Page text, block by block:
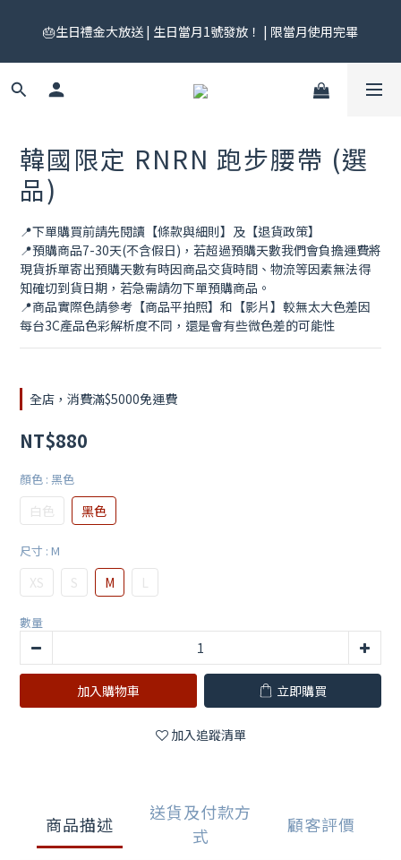
領券中心領，碼碼不同快去領！
🎂生日禮金大放送 | 生日當月1號發放！ | 限當月使用完畢
🎟️ 免運券來了！每月 25 號準時開搶｜$299／$999 各一張｜官網
韓國限定 RNRN 跑步腰帶 (選
品)
📍下單購買前請先閱讀【條款與細則】及【退貨政策】
📍預購商品7-30天(不含假日)，若超過預購天數我們會負擔運費將
現貨拆單寄出預購天數有時因商品交貨時間、物流等因素無法得
知確切到貨日期，若急需請勿下單預購商品。
📍商品實際色請參考【商品平拍照】和【影片】較無太大色差因
每台3C產品色彩解析度不同，還是會有些微色差的可能性
全店，消費滿$5000免運費
NT$880
顏色 : 黑色
白色 黑色
尺寸 : M
XS S M L
數量
加入購物車 立即購買
加入追蹤清單
商品描述
送貨及付款方
式
顧客評價